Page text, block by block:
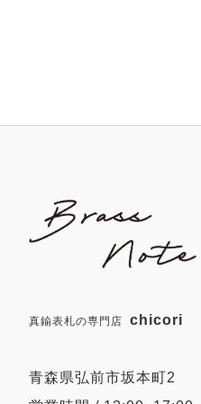
真鍮表札の専門店 chicori
青森県弘前市坂本町2